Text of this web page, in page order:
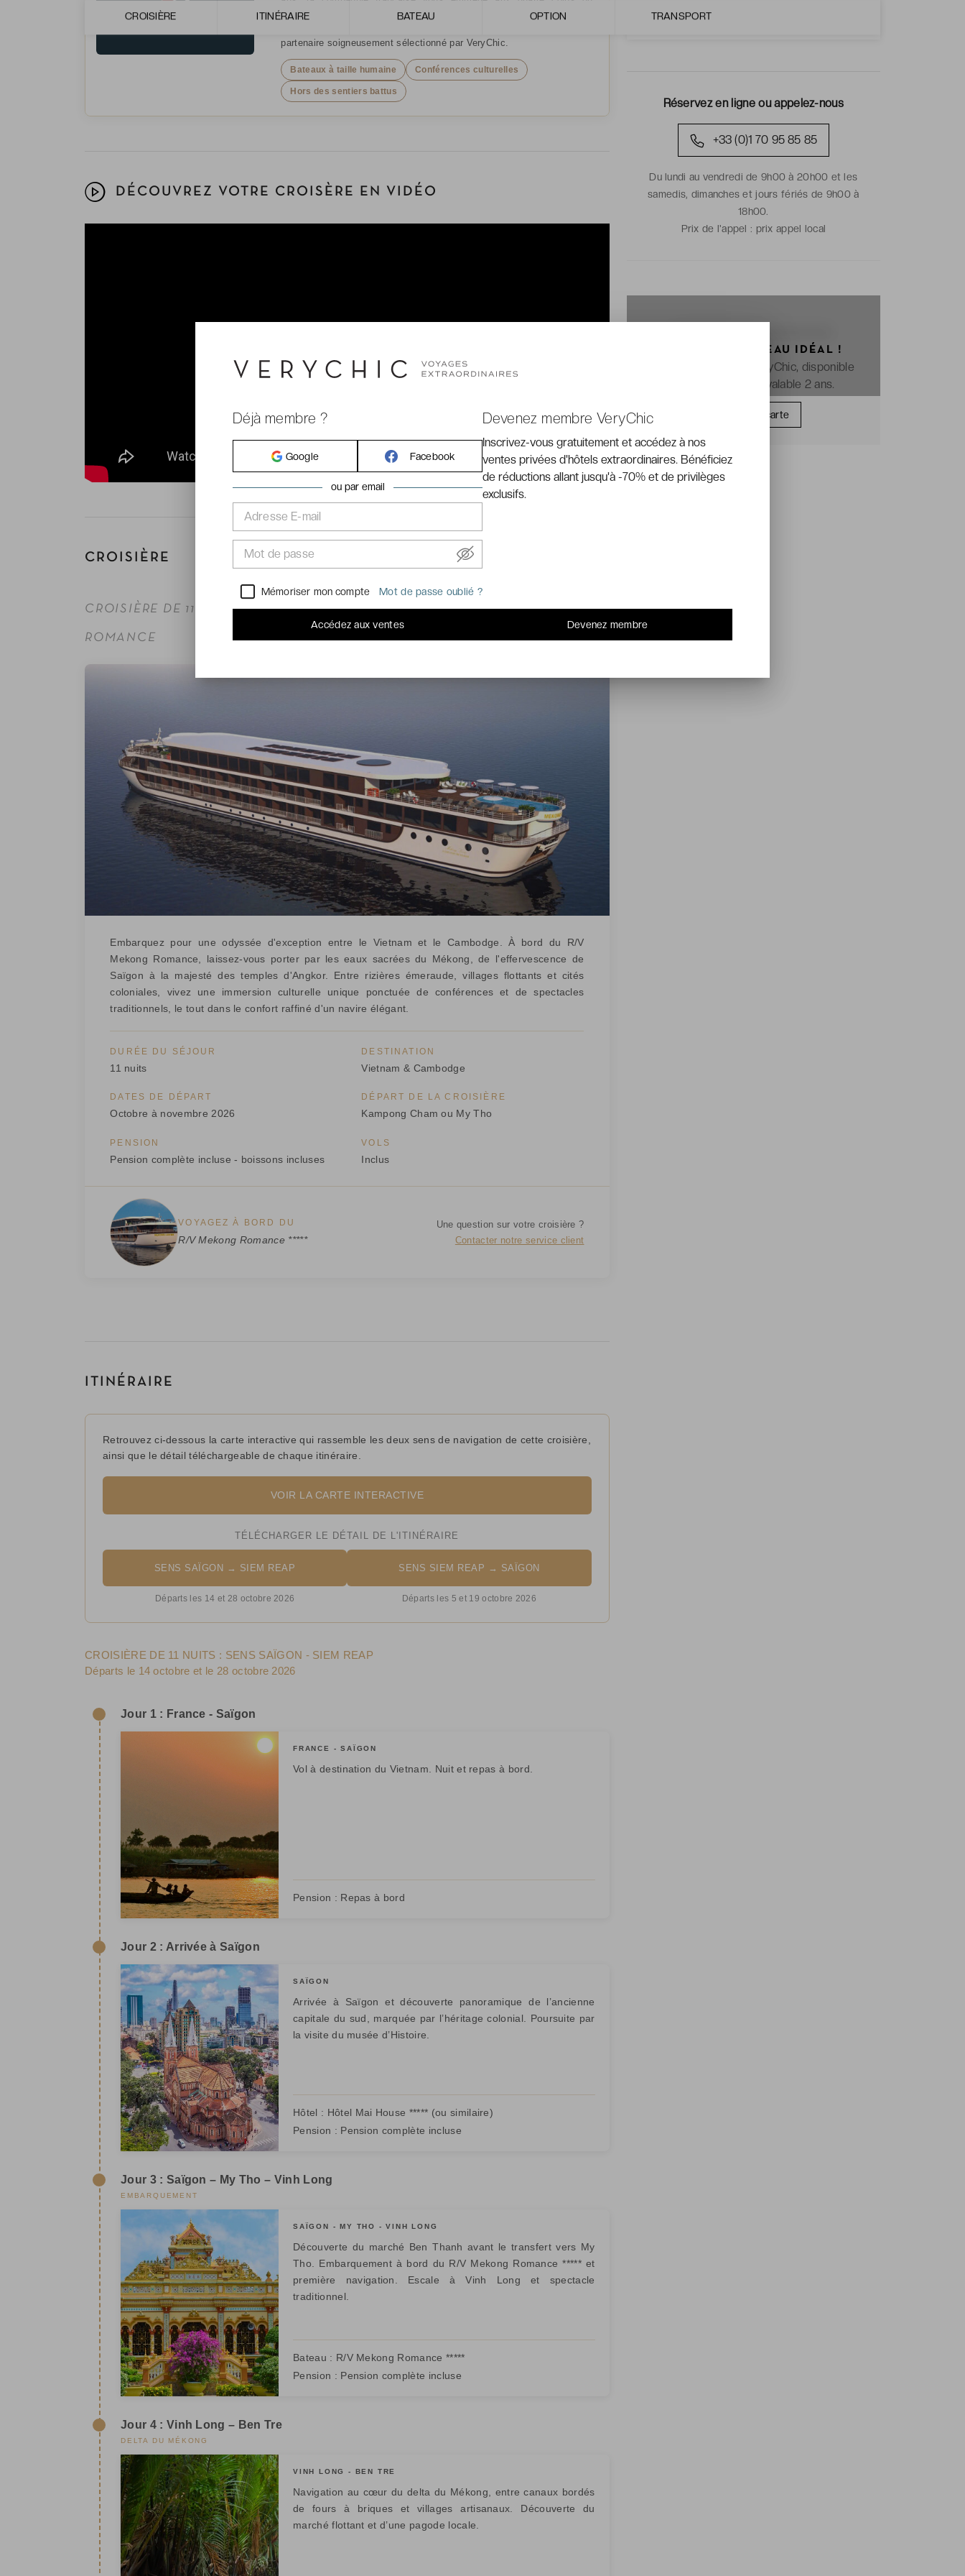
CROISIÈRE ITINÉRAIRE BATEAU OPTION TRANSPORT
DÉCOUVREZ VOTRE CROISÈRE EN VIDÉO
CROISIÈRE
CROISIÈRE DE 11 NUITS RIVAGES DU MONDE À BORD DU R/V MEKONG
ROMANCE
Embarquez pour une odyssée d'exception entre le Vietnam et le Cambodge. À bord du R/V
Mekong Romance, laissez-vous porter par les eaux sacrées du Mékong, de l'effervescence de
Saïgon à la majesté des temples d'Angkor. Entre rizières émeraude, villages flottants et cités
coloniales, vivez une immersion culturelle unique ponctuée de conférences et de spectacles
traditionnels, le tout dans le confort raffiné d'un navire élégant.
DURÉE DU SÉJOUR
11 nuits
DESTINATION
Vietnam & Cambodge
DATES DE DÉPART
Octobre à novembre 2026
DÉPART DE LA CROISIÈRE
Kampong Cham ou My Tho
PENSION
Pension complète incluse - boissons incluses
VOLS
Inclus
VOYAGEZ À BORD DU
R/V Mekong Romance *****
Une question sur votre croisière ?
Contacter notre service client
ITINÉRAIRE
Retrouvez ci-dessous la carte interactive qui rassemble les deux sens de navigation de cette croisière,
ainsi que le détail téléchargeable de chaque itinéraire.
VOIR LA CARTE INTERACTIVE
TÉLÉCHARGER LE DÉTAIL DE L'ITINÉRAIRE
SENS SAÏGON → SIEM REAP
Départs les 14 et 28 octobre 2026
SENS SIEM REAP → SAÏGON
Départs les 5 et 19 octobre 2026
CROISIÈRE DE 11 NUITS : SENS SAÏGON - SIEM REAP
Départs le 14 octobre et le 28 octobre 2026
Jour 1 : France - Saïgon
FRANCE - SAÏGON
Vol à destination du Vietnam. Nuit et repas à bord.
Pension : Repas à bord
Jour 2 : Arrivée à Saïgon
SAÏGON
Arrivée à Saïgon et découverte panoramique de l’ancienne
capitale du sud, marquée par l’héritage colonial. Poursuite par
la visite du musée d’Histoire.
Hôtel : Hôtel Mai House ***** (ou similaire)
Pension : Pension complète incluse
Jour 3 : Saïgon – My Tho – Vinh Long
EMBARQUEMENT
SAÏGON - MY THO - VINH LONG
Découverte du marché Ben Thanh avant le transfert vers My
Tho. Embarquement à bord du R/V Mekong Romance ***** et
première navigation. Escale à Vinh Long et spectacle
traditionnel.
Bateau : R/V Mekong Romance *****
Pension : Pension complète incluse
Jour 4 : Vinh Long – Ben Tre
DELTA DU MÉKONG
VINH LONG - BEN TRE
Navigation au cœur du delta du Mékong, entre canaux bordés
de fours à briques et villages artisanaux. Découverte du
marché flottant et d’une pagode locale.
monde. Embarquez pour une croisière riche en découvertes
partenaire soigneusement sélectionné par VeryChic.
Bateaux à taille humaine Conférences culturelles
Hors des sentiers battus
Réservez en ligne ou appelez-nous
+33 (0)1 70 95 85 85
Du lundi au vendredi de 9h00 à 20h00 et les
samedis, dimanches et jours fériés de 9h00 à
18h00.
Prix de l'appel : prix appel local
OFFREZ LE CADEAU IDÉAL !
La e-carte cadeau VeryChic, disponible
immédiatement et valable 2 ans.
Offrir une carte
Déjà membre ?
Google Facebook
ou par email
Adresse E-mail
Mot de passe
Mémoriser mon compte Mot de passe oublié ?
Accédez aux ventes
Devenez membre VeryChic
Inscrivez-vous gratuitement et accédez à nos
ventes privées d'hôtels extraordinaires. Bénéficiez
de réductions allant jusqu'à -70% et de privilèges
exclusifs.
Devenez membre